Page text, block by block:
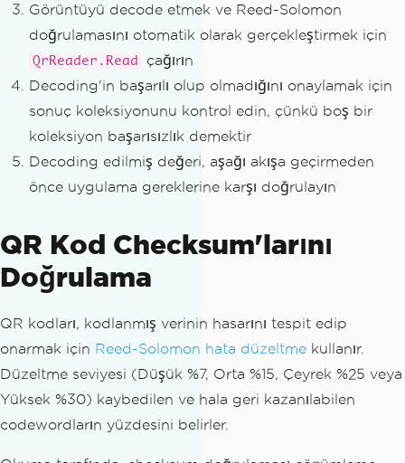
Görüntüyü decode etmek ve Reed-Solomon
doğrulamasını otomatik olarak gerçekleştirmek için
QrReader.Read
çağırın
Decoding'in başarılı olup olmadığını onaylamak için
sonuç koleksiyonunu kontrol edin, çünkü boş bir
koleksiyon başarısızlık demektir
Decoding edilmiş değeri, aşağı akışa geçirmeden
önce uygulama gereklerine karşı doğrulayın
QR Kod Checksum'larını
Doğrulama
QR kodları, kodlanmış verinin hasarını tespit edip
onarmak için Reed-Solomon hata düzeltme kullanır.
Düzeltme seviyesi (Düşük %7, Orta %15, Çeyrek %25 veya
Yüksek %30) kaybedilen ve hala geri kazanılabilen
codewordların yüzdesini belirler.